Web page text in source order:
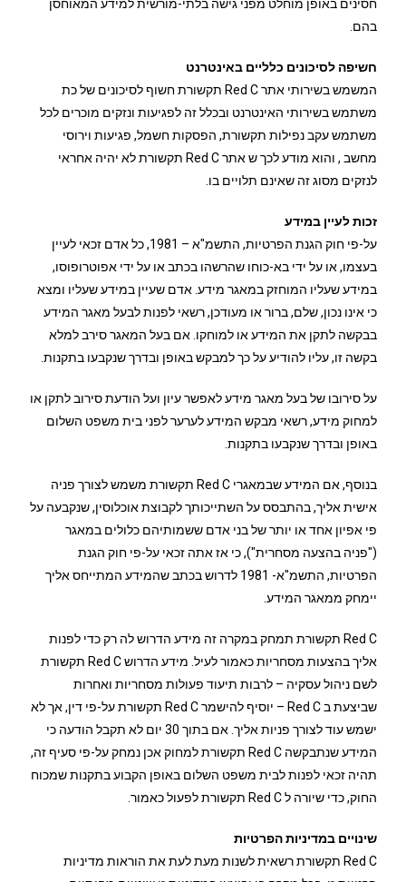
חסינים באופן מוחלט מפני גישה בלתי-מורשית למידע המאוחסן
בהם.
חשיפה לסיכונים כלליים באינטרנט
המשמש בשירותי אתר Red C תקשורת חשוף לסיכונים של כת
משתמש בשירותי האינטרנט ובכלל זה לפגיעות ונזקים מוכרים לכל
משתמש עקב נפילות תקשורת, הפסקות חשמל, פגיעות וירוסי
מחשב , והוא מודע לכך ש אתר Red C תקשורת לא יהיה אחראי
לנזקים מסוג זה שאינם תלויים בו.
זכות לעיין במידע
על-פי חוק הגנת הפרטיות, התשמ"א – 1981, כל אדם זכאי לעיין
בעצמו, או על ידי בא-כוחו שהרשהו בכתב או על ידי אפוטרופוסו,
במידע שעליו המוחזק במאגר מידע. אדם שעיין במידע שעליו ומצא
כי אינו נכון, שלם, ברור או מעודכן, רשאי לפנות לבעל מאגר המידע
בבקשה לתקן את המידע או למוחקו. אם בעל המאגר סירב למלא
בקשה זו, עליו להודיע על כך למבקש באופן ובדרך שנקבעו בתקנות.
על סירובו של בעל מאגר מידע לאפשר עיון ועל הודעת סירוב לתקן או
למחוק מידע, רשאי מבקש המידע לערער לפני בית משפט השלום
באופן ובדרך שנקבעו בתקנות.
בנוסף, אם המידע שבמאגרי Red C תקשורת משמש לצורך פניה
אישית אליך, בהתבסס על השתייכותך לקבוצת אוכלוסין, שנקבעה על
פי אפיון אחד או יותר של בני אדם ששמותיהם כלולים במאגר
("פניה בהצעה מסחרית"), כי אז אתה זכאי על-פי חוק הגנת
הפרטיות, התשמ"א- 1981 לדרוש בכתב שהמידע המתייחס אליך
יימחק ממאגר המידע.
Red C תקשורת תמחק במקרה זה מידע הדרוש לה רק כדי לפנות
אליך בהצעות מסחריות כאמור לעיל. מידע הדרוש Red C תקשורת
לשם ניהול עסקיה – לרבות תיעוד פעולות מסחריות ואחרות
שביצעת ב Red C – יוסיף להישמר Red C תקשורת על-פי דין, אך לא
ישמש עוד לצורך פניות אליך. אם בתוך 30 יום לא תקבל הודעה כי
המידע שנתבקשה Red C תקשורת למחוק אכן נמחק על-פי סעיף זה,
תהיה זכאי לפנות לבית משפט השלום באופן הקבוע בתקנות שמכוח
החוק, כדי שיורה ל Red C תקשורת לפעול כאמור.
שינויים במדיניות הפרטיות
Red C תקשורת רשאית לשנות מעת לעת את הוראות מדיניות